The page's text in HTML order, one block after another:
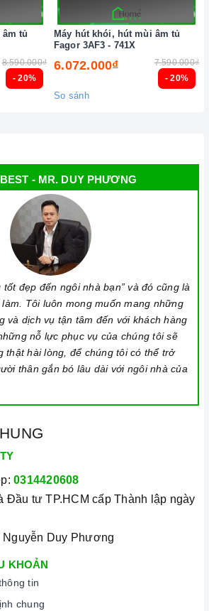
- 20%
tủ
8.590.000₫
- 20%
Máy hút khói, hút mùi âm tủ
Fagor 3AF3 - 741X
6.072.000₫ 7.590.000₫
So sánh
- MR. DUY PHƯƠNG
tốt đẹp đến ngôi nhà bạn” và đó cũng là
Tôi luôn mong muốn mang những
và dịch vụ tận tâm đến với khách hàng
nỗ lực phục vụ của chúng tôi sẽ
thật hài lòng, để chúng tôi có thể trở
thân gắn bó lâu dài với ngôi nhà của
0314420608
Đầu tư TP.HCM cấp Thành lập ngày
Duy Phương
KHOẢN
tin
chung